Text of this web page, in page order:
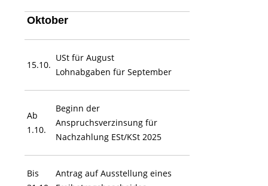
Oktober
15.10.
USt für August
Lohnabgaben für September
Ab
1.10.
Beginn der
Anspruchsverzinsung für
Nachzahlung ESt/KSt 2025
Bis
Antrag auf Ausstellung eines